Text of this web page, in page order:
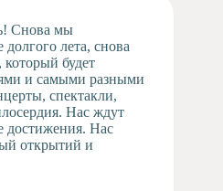
Снова мы
долгого лета, снова
будет
и самыми разными
спектакли,
Нас ждут
Нас
открытий и